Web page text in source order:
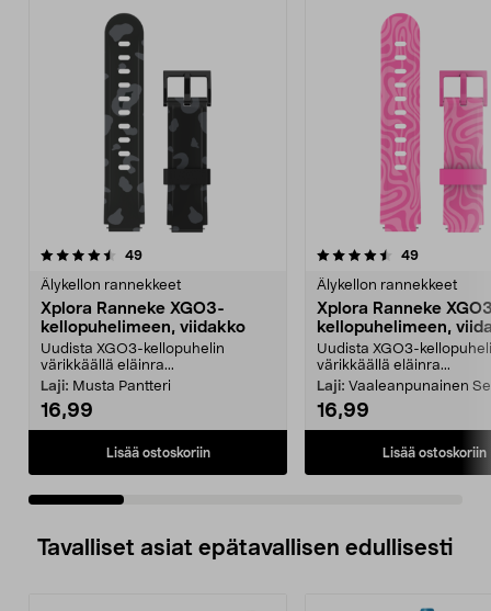
49arvostelut
Älykellon rannekkeet
Xplora Ranneke XGO3-
kellopuhelimeen, viidakko
Uudista XGO3-kellopuhelin
värikkäällä eläinra...
Laji: Musta Pantteri
16,99
Lisää ostoskoriin
4.5 viidestä
49arvostelut
Älykellon rannekkeet
Xplora Ranneke
kellopuhelimeen,
Uudista XGO3-
värikkäällä eläinra...
Laji: Vaaleanpunainen
16,99
Lisää ostoskoriin
4.5 viidestä
Tavalliset asiat epätavallisen edullisesti